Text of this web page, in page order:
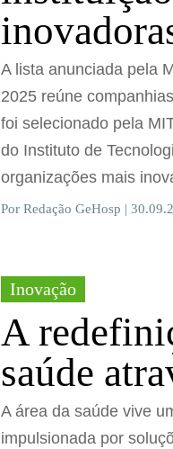
A lista anunciada pela
2025 reúne
foi selecionado pela
do Instituto de
organizações mais
Por Redação GeHosp |
Inovação
A
saúde
A área da saúde vive
impulsionada por